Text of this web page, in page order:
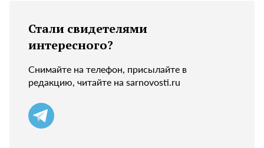
Стали свидетелями
интересного?
Снимайте на телефон, присылайте в
редакцию, читайте на sarnovosti.ru